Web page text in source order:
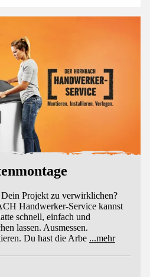
Projekt zu verwirklichen?
Handwerker-Service kannst
schnell, einfach und
lassen. Ausmessen.
Du hast die Arbe ...mehr